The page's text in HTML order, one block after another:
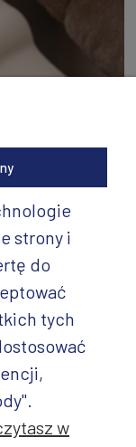
strony i
do
tych
w